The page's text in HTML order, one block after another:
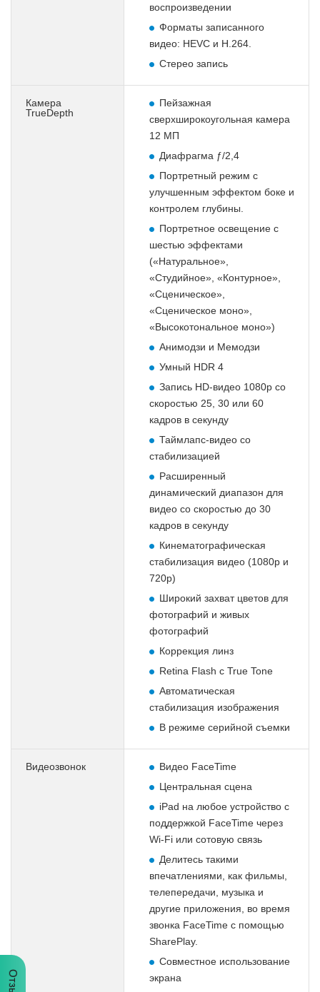
воспроизведении
Форматы записанного
видео: HEVC и H.264.
Стерео запись
Камера
TrueDepth
Пейзажная
сверхширокоугольная камера
12 МП
Диафрагма ƒ/2,4
Портретный режим с
улучшенным эффектом боке и
контролем глубины.
Портретное освещение с
шестью эффектами
(«Натуральное»,
«Студийное», «Контурное»,
«Сценическое»,
«Сценическое моно»,
«Высокотональное моно»)
Анимодзи и Мемодзи
Умный HDR 4
Запись HD-видео 1080p со
скоростью 25, 30 или 60
кадров в секунду
Таймлапс-видео со
стабилизацией
Расширенный
динамический диапазон для
видео со скоростью до 30
кадров в секунду
Кинематографическая
стабилизация видео (1080p и
720p)
Широкий захват цветов для
фотографий и живых
фотографий
Коррекция линз
Retina Flash с True Tone
Автоматическая
стабилизация изображения
В режиме серийной съемки
Видеозвонок
Видео FaceTime
Центральная сцена
iPad на любое устройство с
поддержкой FaceTime через
Wi-Fi или сотовую связь
Делитесь такими
впечатлениями, как фильмы,
телепередачи, музыка и
другие приложения, во время
звонка FaceTime с помощью
SharePlay.
Совместное использование
экрана